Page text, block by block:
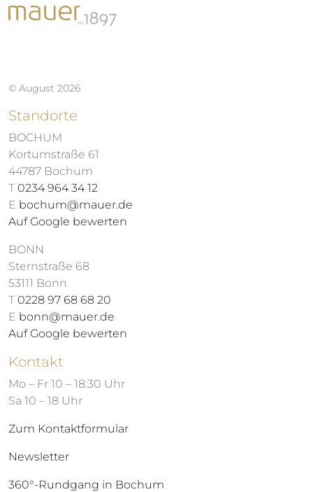
© August 2026
Standorte
BOCHUM
Kortumstraße 61
44787 Bochum
T 0234 964 34 12
E bochum@mauer.de
Auf Google bewerten
BONN
Sternstraße 68
53111 Bonn
T 0228 97 68 68 20
E bonn@mauer.de
Auf Google bewerten
Kontakt
Mo – Fr 10 – 18:30 Uhr
Sa 10 – 18 Uhr
Zum Kontaktformular
Newsletter
360°-Rundgang in Bochum